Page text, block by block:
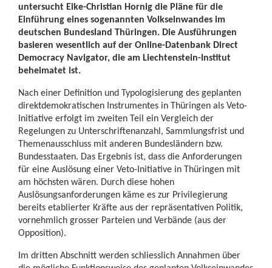
untersucht Eike-Christian Hornig die Pläne für die
Einführung eines sogenannten Volkseinwandes im
deutschen Bundesland Thüringen. Die Ausführungen
basieren wesentlich auf der Online-Datenbank Direct
Democracy Navigator, die am Liechtenstein-Institut
beheimatet ist.
Nach einer Definition und Typologisierung des geplanten
direktdemokratischen Instrumentes in Thüringen als Veto-
Initiative erfolgt im zweiten Teil ein Vergleich der
Regelungen zu Unterschriftenanzahl, Sammlungsfrist und
Themenausschluss mit anderen Bundesländern bzw.
Bundesstaaten. Das Ergebnis ist, dass die Anforderungen
für eine Auslösung einer Veto-Initiative in Thüringen mit
am höchsten wären. Durch diese hohen
Auslösungsanforderungen käme es zur Privilegierung
bereits etablierter Kräfte aus der repräsentativen Politik,
vornehmlich grosser Parteien und Verbände (aus der
Opposition).
Im dritten Abschnitt werden schliesslich Annahmen über